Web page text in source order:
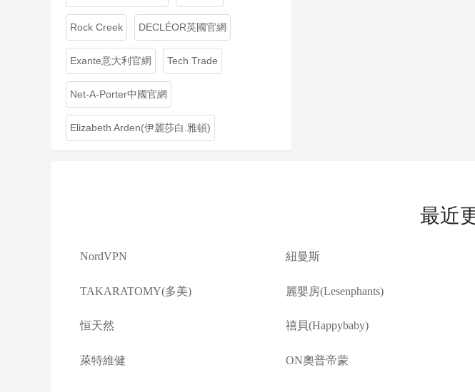
Rock Creek DECLÉOR英國官網
Exante意大利官網 Tech Trade
Net-A-Porter中國官網
Elizabeth Arden(伊麗莎白.雅頓)
最近
NordVPN 紐曼斯
TAKARATOMY(多美) 麗嬰房(Lesenphants)
恒天然 禧貝(Happybaby)
萊特維健 ON奧普帝蒙